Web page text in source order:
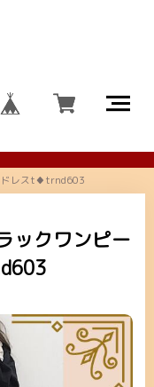
ドレスt♦trnd603
ックワンピー